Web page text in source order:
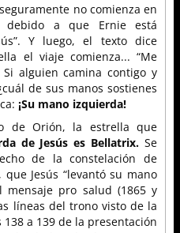
no comienza en
a que Ernie está
Y luego, el texto dice
el viaje comienza... “Me
alguien camina contigo y
de sus manos sostienes
¡Su mano izquierda!
de Orión, la estrella que
de Jesús es Bellatrix. Se
de la constelación de
Jesús “levantó su mano
mensaje pro salud (1865 y
líneas del trono visto de la
a 139 de la presentación